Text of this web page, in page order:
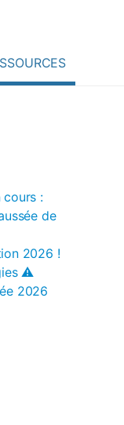
cours :
de
2026 !
⚠️
2026